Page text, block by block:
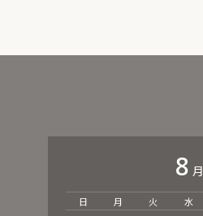
8 月
日 月 火 水